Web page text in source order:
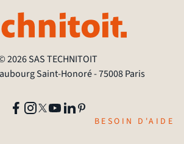
2026 SAS TECHNITOIT
Saint-Honoré - 75008 Paris
BESOIN D'AIDE